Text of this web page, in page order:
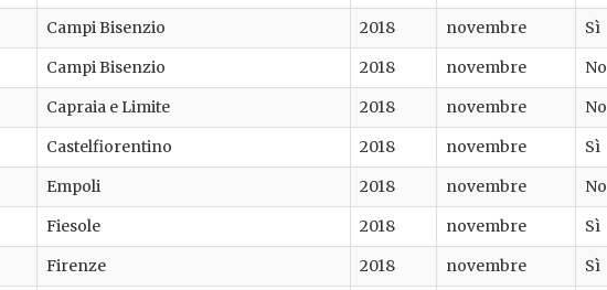
Campi Bisenzio 2018 novembre Sì
Campi Bisenzio 2018 novembre No
Capraia e Limite 2018 novembre No
Castelfiorentino 2018 novembre Sì
Empoli 2018 novembre No
Fiesole 2018 novembre Sì
Firenze 2018 novembre Sì